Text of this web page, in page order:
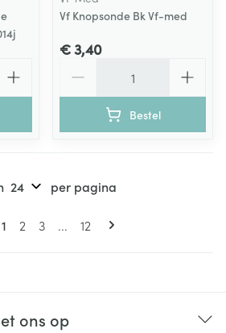
Vf Knopsonde Bk Vf-med
€ 3,40
Bestel
Pagina's
U lees momenteel pagina
1 Pagina
2 Pagina
3 ... Pagina
12
per pagina
ons op